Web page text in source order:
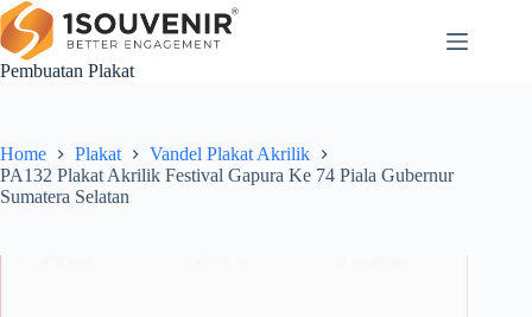
Skip
to
content
Pembuatan Plakat
Home Plakat
Vandel Plakat Akrilik
PA132 Plakat Akrilik Festival Gapura Ke 74 Piala Gubernur
Sumatera Selatan